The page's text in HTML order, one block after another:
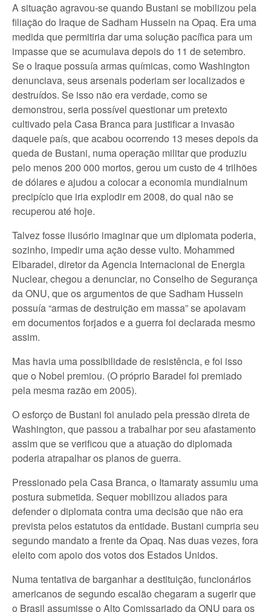
A situação agravou-se quando Bustani se mobilizou pela
filiação do Iraque de Sadham Hussein na Opaq. Era uma
medida que permitiria dar uma solução pacífica para um
impasse que se acumulava depois do 11 de setembro.
Se o Iraque possuía armas químicas, como Washington
denunciava, seus arsenais poderiam ser localizados e
destruídos. Se isso não era verdade, como se
demonstrou, seria possível questionar um pretexto
cultivado pela Casa Branca para justificar a invasão
daquele país, que acabou ocorrendo 13 meses depois da
queda de Bustani, numa operação militar que produziu
pelo menos 200 000 mortos, gerou um custo de 4 trilhões
de dólares e ajudou a colocar a economia mundialnum
precipício que iria explodir em 2008, do qual não se
recuperou até hoje.
Talvez fosse ilusório imaginar que um diplomata poderia,
sozinho, impedir uma ação desse vulto. Mohammed
Elbaradei, diretor da Agencia Internacional de Energia
Nuclear, chegou a denunciar, no Conselho de Segurança
da ONU, que os argumentos de que Sadham Hussein
possuía “armas de destruição em massa” se apoiavam
em documentos forjados e a guerra foi declarada mesmo
assim.
Mas havia uma possibilidade de resistência, e foi isso
que o Nobel premiou. (O próprio Baradei foi premiado
pela mesma razão em 2005).
O esforço de Bustani foi anulado pela pressão direta de
Washington, que passou a trabalhar por seu afastamento
assim que se verificou que a atuação do diplomada
poderia atrapalhar os planos de guerra.
Pressionado pela Casa Branca, o Itamaraty assumiu uma
postura submetida. Sequer mobilizou aliados para
defender o diplomata contra uma decisão que não era
prevista pelos estatutos da entidade. Bustani cumpria seu
segundo mandato a frente da Opaq. Nas duas vezes, fora
eleito com apoio dos votos dos Estados Unidos.
Numa tentativa de barganhar a destituição, funcionários
americanos de segundo escalão chegaram a sugerir que
o Brasil assumisse o Alto Comissariado da ONU para os